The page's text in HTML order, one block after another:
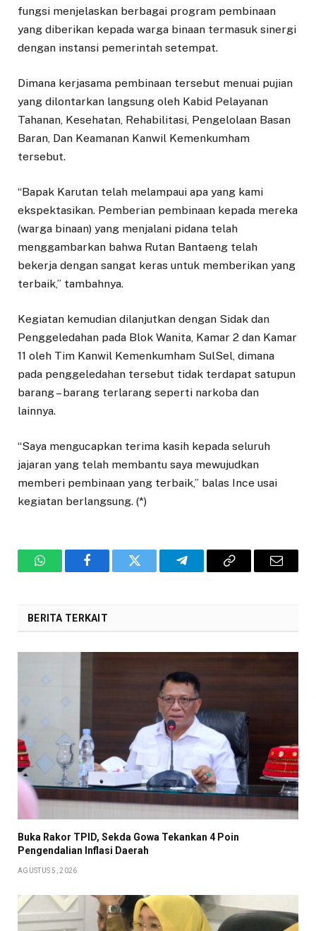
fungsi menjelaskan berbagai program pembinaan
yang diberikan kepada warga binaan termasuk sinergi
dengan instansi pemerintah setempat.
Dimana kerjasama pembinaan tersebut menuai pujian
yang dilontarkan langsung oleh Kabid Pelayanan
Tahanan, Kesehatan, Rehabilitasi, Pengelolaan Basan
Baran, Dan Keamanan Kanwil Kemenkumham
tersebut.
“Bapak Karutan telah melampaui apa yang kami
ekspektasikan. Pemberian pembinaan kepada mereka
(warga binaan) yang menjalani pidana telah
menggambarkan bahwa Rutan Bantaeng telah
bekerja dengan sangat keras untuk memberikan yang
terbaik,” tambahnya.
Kegiatan kemudian dilanjutkan dengan Sidak dan
Penggeledahan pada Blok Wanita, Kamar 2 dan Kamar
11 oleh Tim Kanwil Kemenkumham SulSel, dimana
pada penggeledahan tersebut tidak terdapat satupun
barang – barang terlarang seperti narkoba dan
lainnya.
“Saya mengucapkan terima kasih kepada seluruh
jajaran yang telah membantu saya mewujudkan
memberi pembinaan yang terbaik,” balas Ince usai
kegiatan berlangsung. (*)
WhatsAppFacebookTwitter TelegramCopy
Email
BERITA TERKAIT
Buka Rakor TPID, Sekda Gowa Tekankan 4 Poin
Pengendalian Inflasi Daerah
AGUSTUS 5, 2026